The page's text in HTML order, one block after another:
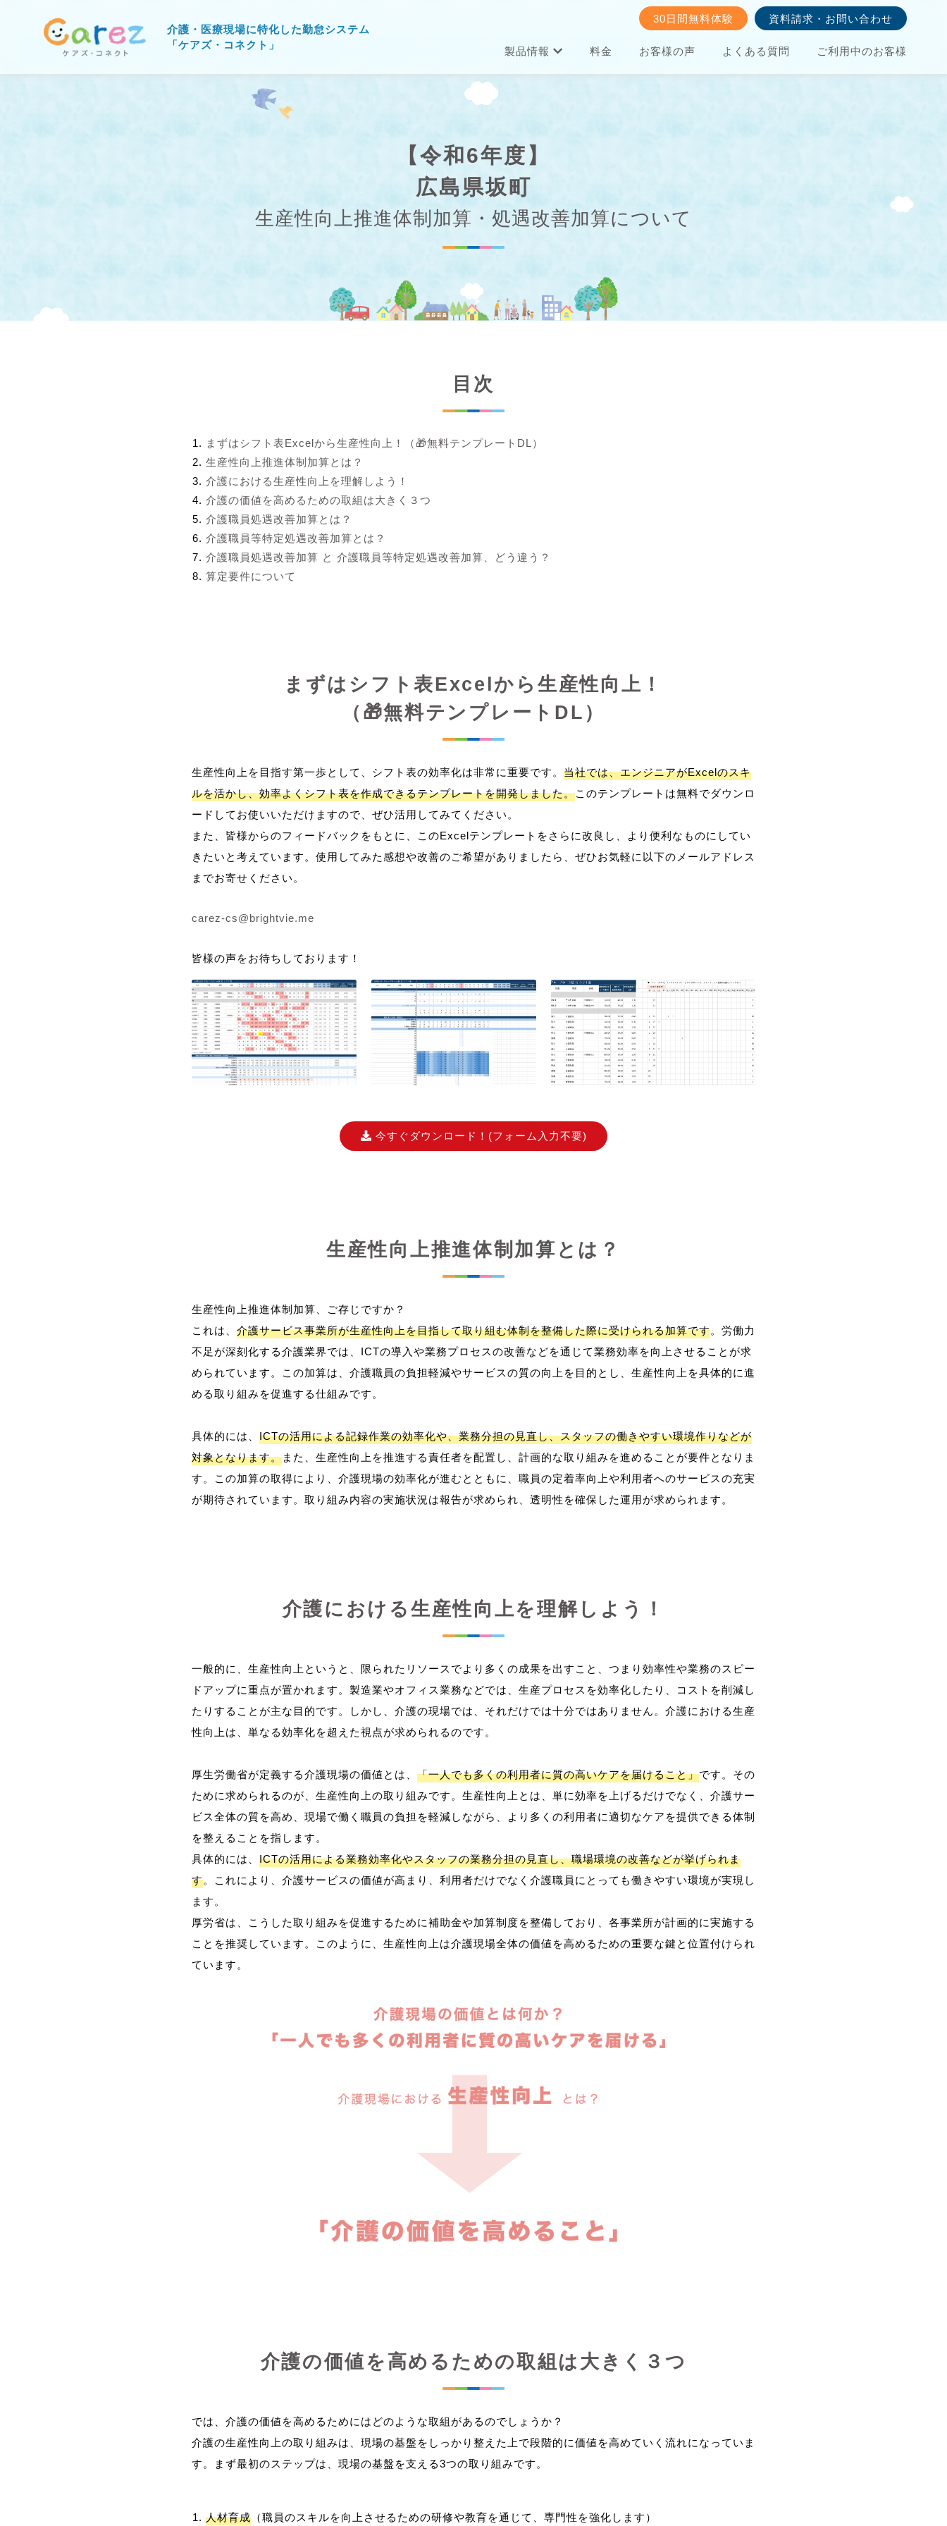
介護・医療現場に特化した勤怠システム
「ケアズ・コネクト」
製品情報 料金 お客様の声 よくある質問 ご利用中のお客様
30日間無料体験 資料請求・お問い合わせ
【令和6年度】
広島県坂町
生産性向上推進体制加算・処遇改善加算について
目次
まずはシフト表Excelから生産性向上！（🎁無料テンプレートDL）
生産性向上推進体制加算とは？
介護における生産性向上を理解しよう！
介護の価値を高めるための取組は大きく３つ
介護職員処遇改善加算とは？
介護職員等特定処遇改善加算とは？
介護職員処遇改善加算 と 介護職員等特定処遇改善加算、どう違う？
算定要件について
まずはシフト表Excelから生産性向上！
（🎁無料テンプレートDL）
生産性向上を目指す第一歩として、シフト表の効率化は非常に重要です。 当社では、エンジニアがExcelのスキ
ルを活かし、効率よくシフト表を作成できるテンプレートを開発しました。このテンプレートは無料でダウンロ
ードしてお使いいただけますので、ぜひ活用してみてください。
また、皆様からのフィードバックをもとに、このExcelテンプレートをさらに改良し、より便利なものにしてい
きたいと考えています。使用してみた感想や改善のご希望がありましたら、ぜひお気軽に以下のメールアドレス
までお寄せください。
carez-cs@brightvie.me
皆様の声をお待ちしております！
今すぐダウンロード！ (フォーム入力不要)
生産性向上推進体制加算とは？
生産性向上推進体制加算、ご存じですか？
これは、 介護サービス事業所が生産性向上を目指して取り組む体制を整備した際に受けられる加算です。労働力
不足が深刻化する介護業界では、ICTの導入や業務プロセスの改善などを通じて業務効率を向上させることが求
められています。この加算は、介護職員の負担軽減やサービスの質の向上を目的とし、生産性向上を具体的に進
める取り組みを促進する仕組みです。
具体的には、 ICTの活用による記録作業の効率化や、業務分担の見直し、スタッフの働きやすい環境作りなどが
対象となります。また、生産性向上を推進する責任者を配置し、計画的な取り組みを進めることが要件となりま
す。この加算の取得により、介護現場の効率化が進むとともに、職員の定着率向上や利用者へのサービスの充実
介護における生産性向上を理解しよう！
一般的に、生産性向上というと、限られたリソースでより多くの成果を出すこと、つまり効率性や業務のスピー
ドアップに重点が置かれます。製造業やオフィス業務などでは、生産プロセスを効率化したり、コストを削減し
たりすることが主な目的です。しかし、介護の現場では、それだけでは十分ではありません。介護における生産
性向上は、単なる効率化を超えた視点が求められるのです。
厚生労働省が定義する介護現場の価値とは、 「一人でも多くの利用者に質の高いケアを届けること」です。その
ために求められるのが、生産性向上の取り組みです。生産性向上とは、単に効率を上げるだけでなく、介護サー
ビス全体の質を高め、現場で働く職員の負担を軽減しながら、より多くの利用者に適切なケアを提供できる体制
を整えることを指します。
具体的には、 ICTの活用による業務効率化やスタッフの業務分担の見直し、職場環境の改善などが挙げられま
す。これにより、介護サービスの価値が高まり、利用者だけでなく介護職員にとっても働きやすい環境が実現し
ます。
厚労省は、こうした取り組みを促進するために補助金や加算制度を整備しており、各事業所が計画的に実施する
ことを推奨しています。このように、生産性向上は介護現場全体の価値を高めるための重要な鍵と位置付けられ
介護の価値を高めるための取組は大きく３つ
では、介護の価値を高めるためにはどのような取組があるのでしょうか？
介護の生産性向上の取り組みは、現場の基盤をしっかり整えた上で段階的に価値を高めていく流れになっていま
人材育成 （職員のスキルを向上させるための研修や教育を通じて、専門性を強化します）